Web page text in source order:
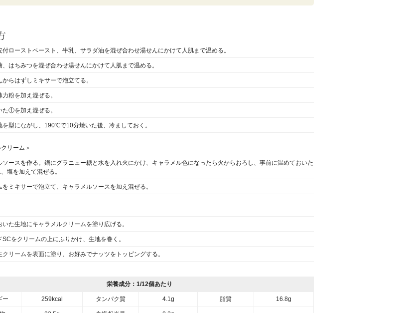
ローストペースト、牛乳、サラダ油を混ぜ合わせ湯せんにかけて人肌まで温める。
はちみつを混ぜ合わせ湯せんにかけて人肌まで温める。
らはずしミキサーで泡立てる。
粉を加え混ぜる。
①を加え混ぜる。
型にながし、190℃で10分焼いた後、冷ましておく。
リーム＞
ースを作る。鍋にグラニュー糖と水を入れ火にかけ、キャラメル色になったら火からおろし、事前に温めておいた
塩を加えて混ぜる。
ミキサーで泡立て、キャラメルソースを加え混ぜる。
た生地にキャラメルクリームを塗り広げる。
をクリームの上にふりかけ、生地を巻く。
リームを表面に塗り、お好みでナッツをトッピングする。
栄養成分：1/12個あたり
ー 259kcal タンパク質 4.1g 脂質 16.8g